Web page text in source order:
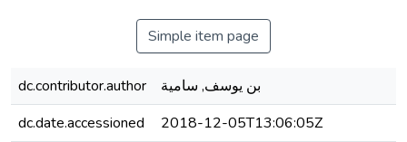
Simple item page
dc.contributor.author
بن یوسف, سامیة
dc.date.accessioned
2018-12-05T13:06:05Z